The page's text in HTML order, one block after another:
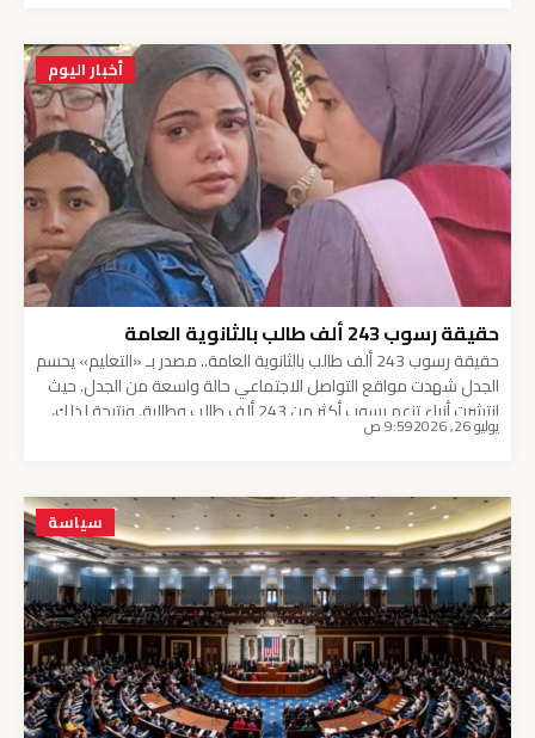
أخبار اليوم
حقيقة رسوب 243 ألف طالب بالثانوية العامة
حقيقة رسوب 243 ألف طالب بالثانوية العامة.. مصدر بـ «التعليم» يحسم
الجدل شهدت مواقع التواصل الاجتماعي حالة واسعة من الجدل. حيث
انتشرت أنباء تزعم رسوب أكثر من 243 ألف طالب وطالبة. ونتيجة لذلك،
سادت حالة شديدة من القلق بين أسر الطلاب الذين ينتظرون النتائج بفارغ
يوليو 26, 2026 9:59 ص
سياسة